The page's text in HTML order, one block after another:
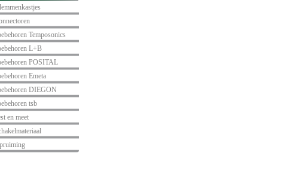
Temposonics
L+B
POSITAL
Emeta
DIEGON
tsb
en meet